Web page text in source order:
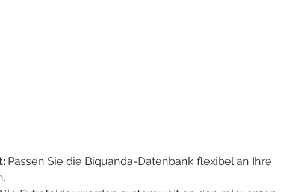
Passen Sie die Biquanda-Datenbank flexibel an Ihre